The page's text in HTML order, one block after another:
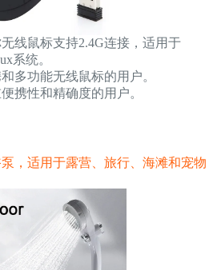
线鼠标支持2.4G连接，适用于
系统。
多功能无线鼠标的用户。
携性和精确度的用户。
，适用于露营、旅行、海滩和宠物